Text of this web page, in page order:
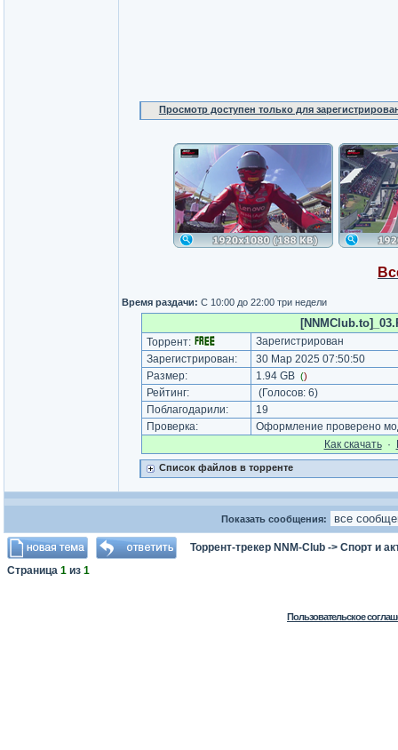
Просмотр доступен только для
Время раздачи: С 10:00 до 22:00 три недели
Торрент:
Зарегистрирован
Зарегистрирован:
30 Мар 2025 07:50:50
Размер:
1.94 GB ()
Рейтинг: (Голосов: 6)
Поблагодарили:
19
Проверка:
Оформление проверено
Как cкачать·
Список файлов в торренте
Показать сообщения:
Торрент-трекер NNM-Club -> Спорт и
Страница 1 из 1
Пользовательское